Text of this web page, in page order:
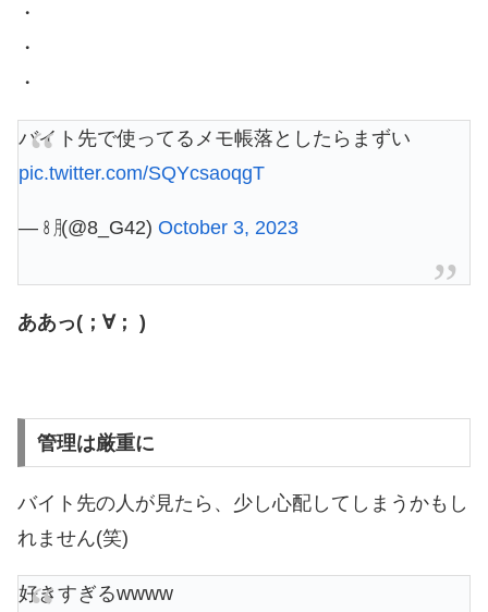
・
・
・
バイト先で使ってるメモ帳落としたらまずい
pic.twitter.com/SQYcsaoqgT
— ㋇ (@8_G42) October 3, 2023
ああっ(；∀； )
管理は厳重に
バイト先の人が見たら、少し心配してしまうかもし
れません(笑)
好きすぎるwwww